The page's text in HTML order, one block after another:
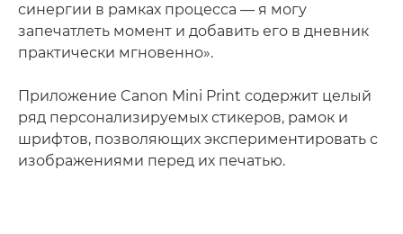
синергии в рамках процесса — я могу
запечатлеть момент и добавить его в дневник
практически мгновенно».
Приложение Canon Mini Print содержит целый
ряд персонализируемых стикеров, рамок и
шрифтов, позволяющих экспериментировать с
изображениями перед их печатью.